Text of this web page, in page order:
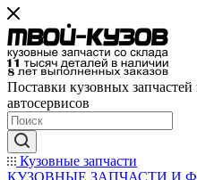
Поставки кузовных
автосервисов
Кузовные запчасти
КУЗОВНЫЕ ЗАПЧАСТИ И